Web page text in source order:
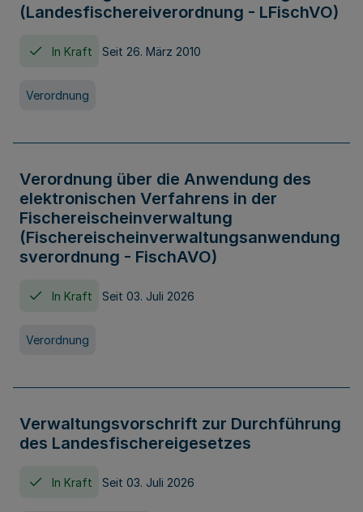
(Landesfischereiverordnung - LFischVO)
In Kraft Seit 26. März 2010
Verordnung
Verordnung über die Anwendung des
elektronischen Verfahrens in der
Fischereischeinverwaltung
(Fischereischeinverwaltungsanwendung
sverordnung - FischAVO)
In Kraft Seit 03. Juli 2026
Verordnung
Verwaltungsvorschrift zur Durchführung
des Landesfischereigesetzes
In Kraft Seit 03. Juli 2026